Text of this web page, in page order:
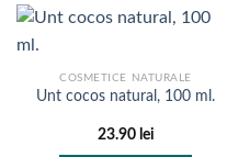
multe
pot
fi
alese
COSMETICE NATURALE
Unt cocos natural, 100 ml.
23.90 lei